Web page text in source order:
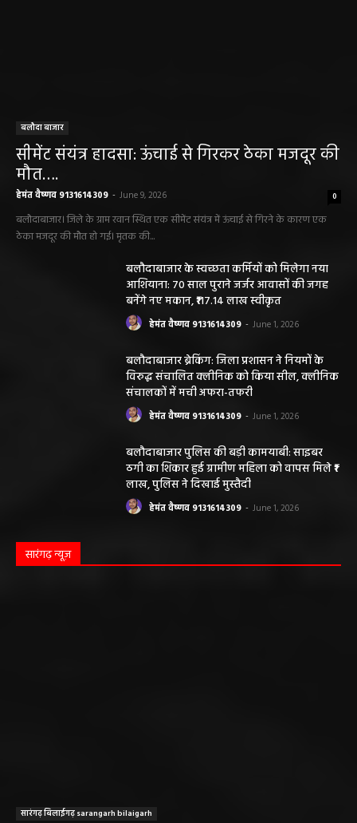
बलौदा बाजार
सीमेंट संयंत्र हादसा: ऊंचाई से गिरकर ठेका मजदूर की
मौत….
हेमंत वैष्णव 9131614309 - June 9, 2026 0
बलौदाबाजार। जिले के ग्राम रवान स्थित एक सीमेंट संयंत्र में ऊंचाई से गिरने के कारण एक
ठेका मजदूर की मौत हो गई। मृतक की...
बलौदाबाजार के स्वच्छता कर्मियों को मिलेगा नया
आशियाना: 70 साल पुराने जर्जर आवासों की जगह
बनेंगे नए मकान, ₹117.14 लाख स्वीकृत
हेमंत वैष्णव 9131614309 - June 1, 2026
बलौदाबाजार ब्रेकिंग: जिला प्रशासन ने नियमों के
विरुद्ध संचालित क्लीनिक को किया सील, क्लीनिक
संचालकों में मची अफरा-तफरी
हेमंत वैष्णव 9131614309 - June 1, 2026
बलौदाबाजार पुलिस की बड़ी कामयाबी: साइबर
ठगी का शिकार हुई ग्रामीण महिला को वापस मिले ₹1
लाख, पुलिस ने दिखाई मुस्तैदी
हेमंत वैष्णव 9131614309 - June 1, 2026
सारंगढ़ न्यूज़
सारंगढ़ बिलाईगढ़ sarangarh bilaigarh